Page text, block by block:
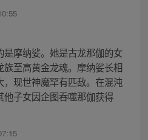
摩纳娑。她是古龙那伽的女
至高黄金龙魂。摩纳娑长相
现世神魔罕有匹敌。在混沌
子女因企图吞噬那伽获得